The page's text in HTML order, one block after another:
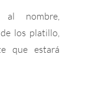
al nombre,
los platillo,
que estará